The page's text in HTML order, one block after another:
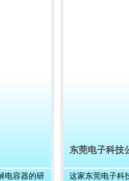
电容器的研
东莞电子科技
这家东莞电子科